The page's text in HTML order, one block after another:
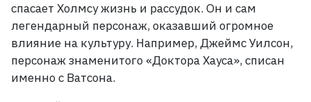
спасает Холмсу жизнь и рассудок. Он и сам
легендарный персонаж, оказавший огромное
влияние на культуру. Например, Джеймс Уилсон,
персонаж знаменитого «Доктора Хауса», списан
именно с Ватсона.